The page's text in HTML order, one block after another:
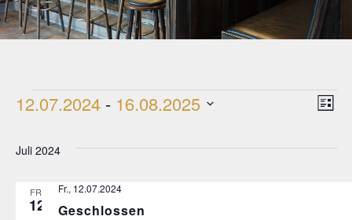
Veranstaltungen Liste
12.07.2024 - 16.08.2025
wählen.
Juli 2024
FR.
12 Geschlossen
Fr., 12.07.2024